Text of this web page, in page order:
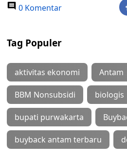
0 Komentar
Tag Populer
aktivitas ekonomi Antam
BBM Nonsubsidi biologis
bupati purwakarta
buyback antam terbaru